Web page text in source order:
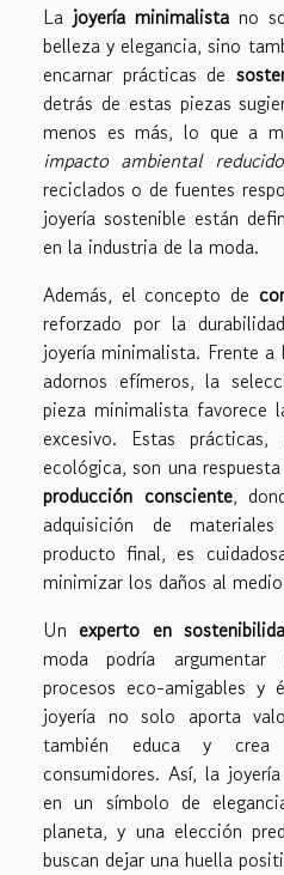
La joyería minimalistano
belleza y elegancia, sino
encarnar prácticas de
detrás de estas piezas
menos es más, lo que a
impacto ambiental reducido
reciclados o de fuentes
joyería sostenible están
en la industria de la moda.
Además, el concepto de
reforzado por la
joyería minimalista. Frente
adornos efímeros, la
pieza minimalista favorece
excesivo. Estas
ecológica, son una
producción consciente,
adquisición de
producto final, es
minimizar los daños al
Un experto en
moda podría
procesos eco-amigables
joyería no solo aporta
también educa y crea
consumidores. Así, la
en un símbolo de
planeta, y una elección
buscan dejar una huella